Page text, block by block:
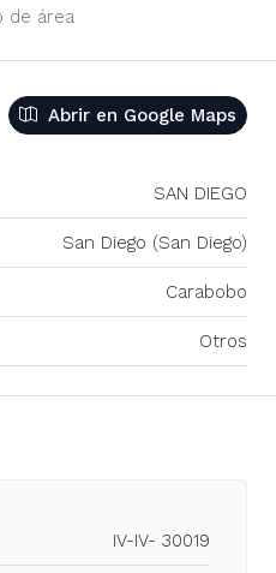
de área
Abrir en Google Maps
SAN DIEGO
San Diego (San Diego)
Carabobo
Otros
IV-IV- 30019